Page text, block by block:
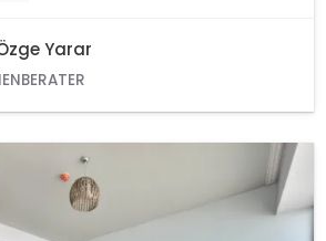
Yarar